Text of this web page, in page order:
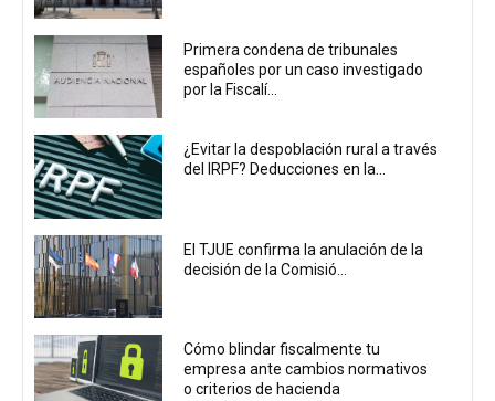
Primera condena de tribunales
españoles por un caso investigado
por la Fiscalí...
¿Evitar la despoblación rural a través
del IRPF? Deducciones en la...
El TJUE confirma la anulación de la
decisión de la Comisió...
Cómo blindar fiscalmente tu
empresa ante cambios normativos
o criterios de hacienda